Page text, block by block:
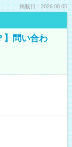
掲載日：2026.08.05
】問い合わ